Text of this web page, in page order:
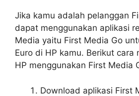
Jika kamu adalah pelanggan
dapat menggunakan aplikasi
Media yaitu First Media Go
Euro di HP kamu. Berikut cara
HP menggunakan First Media
Download aplikasi First